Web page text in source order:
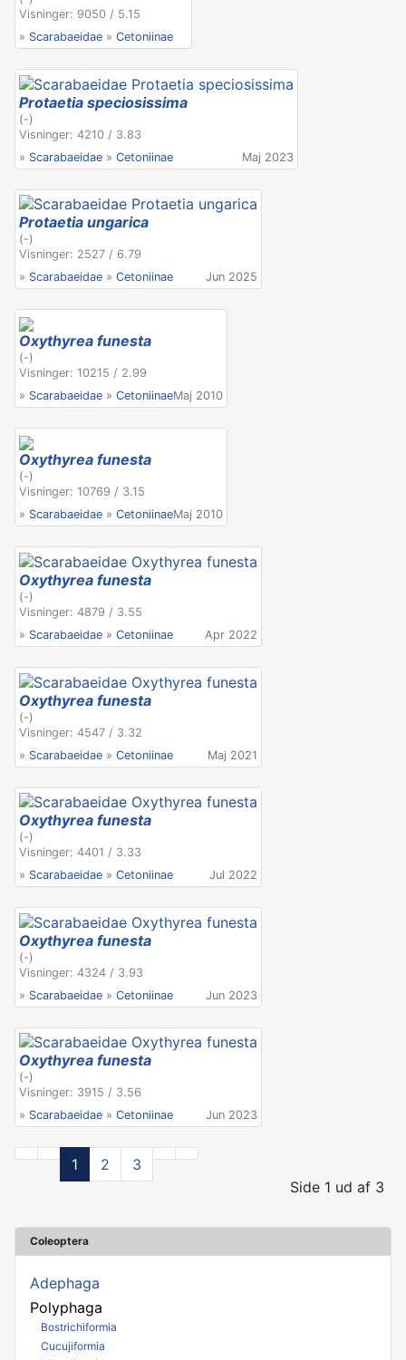
Coleoptera
Adephaga
Polyphaga
Bostrichiformia
Cucujiformia
Visninger: 9050 / 5.15
» Scarabaeidae » Cetoniinae
Protaetia speciosissima
(-)
Visninger: 4210 / 3.83
» Scarabaeidae » Cetoniinae Maj 2023
Protaetia ungarica
(-)
Visninger: 2527 / 6.79
» Scarabaeidae » Cetoniinae Jun 2025
Oxythyrea funesta
(-)
Visninger: 10215 / 2.99
» Scarabaeidae » CetoniinaeMaj 2010
Oxythyrea funesta
(-)
Visninger: 10769 / 3.15
» Scarabaeidae » CetoniinaeMaj 2010
Oxythyrea funesta
(-)
Visninger: 4879 / 3.55
» Scarabaeidae » Cetoniinae Apr 2022
Oxythyrea funesta
(-)
Visninger: 4547 / 3.32
» Scarabaeidae » Cetoniinae Maj 2021
Oxythyrea funesta
(-)
Visninger: 4401 / 3.33
» Scarabaeidae » Cetoniinae Jul 2022
Oxythyrea funesta
(-)
Visninger: 4324 / 3.93
» Scarabaeidae » Cetoniinae Jun 2023
Oxythyrea funesta
(-)
Visninger: 3915 / 3.56
» Scarabaeidae » Cetoniinae Jun 2023
Side 1 ud af 3
1 2 3